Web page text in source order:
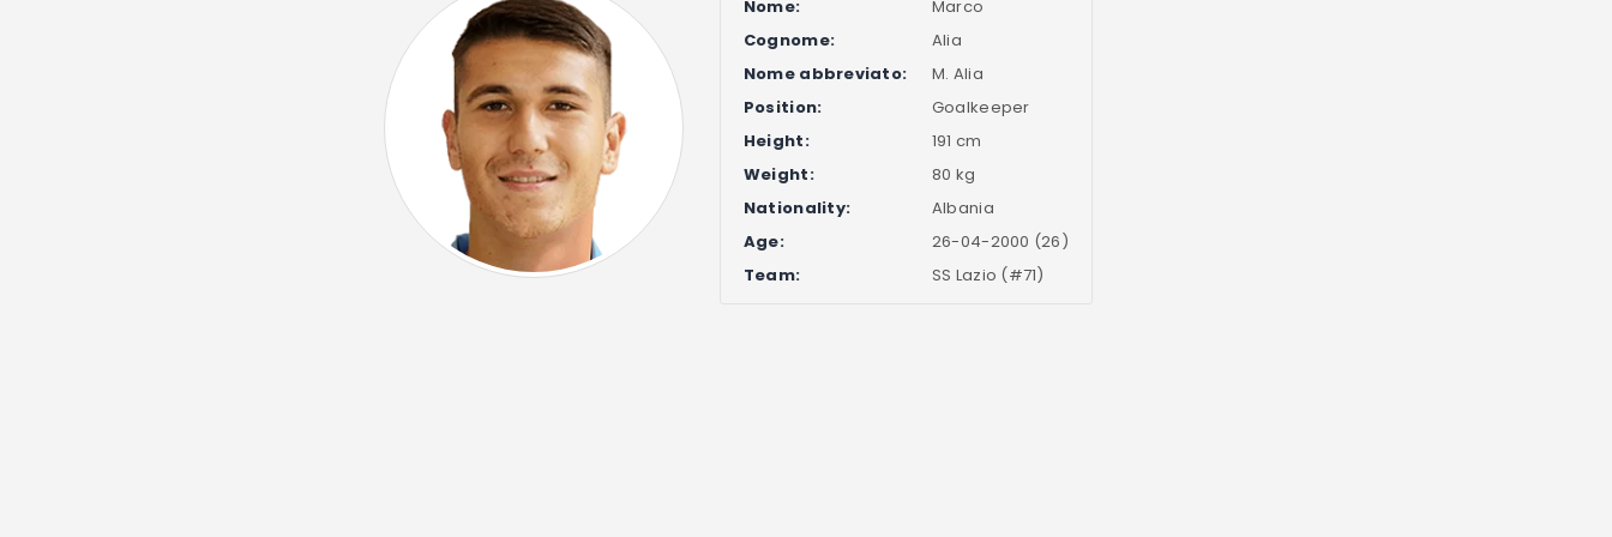
Nome:
Marco
Cognome:
Alia
Nome abbreviato:
M. Alia
Position:
Goalkeeper
Height:
191 cm
Weight:
80 kg
Nationality:
Albania
Age:
26-04-2000 (26)
Team:
SS Lazio (#71)